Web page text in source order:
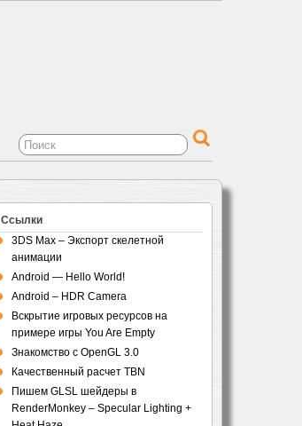
Ссылки
3DS Max – Экспорт скелетной
анимации
Android — Hello World!
Android – HDR Camera
Вскрытие игровых ресурсов на
примере игры You Are Empty
Знакомство с OpenGL 3.0
Качественный расчет TBN
Пишем GLSL шейдеры в
RenderMonkey – Specular Lighting +